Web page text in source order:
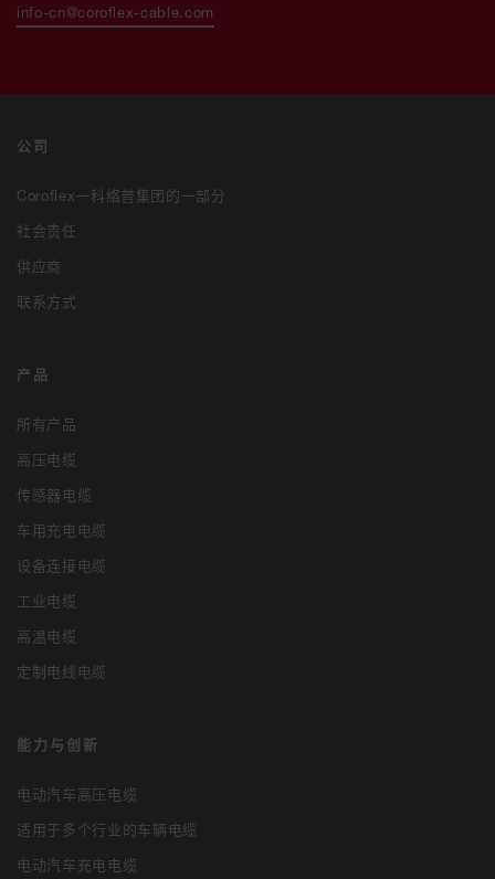
公司
Coroflex一科络普集团的一部分
社会责任
供应商
联系方式
产品
所有产品
高压电缆
传感器电缆
车用充电电缆
设备连接电缆
工业电缆
高温电缆
定制电线电缆
能力与创新
电动汽车高压电缆
适用于多个行业的车辆电缆
电动汽车充电电缆
info-cn@coroflex-cable.com